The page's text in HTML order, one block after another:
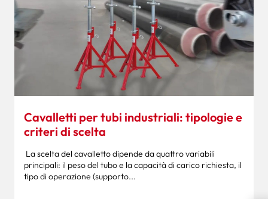
Cavalletti per tubi industriali: tipologie e
criteri di scelta
La scelta del cavalletto dipende da quattro variabili
principali: il peso del tubo e la capacità di carico richiesta, il
tipo di operazione (supporto...